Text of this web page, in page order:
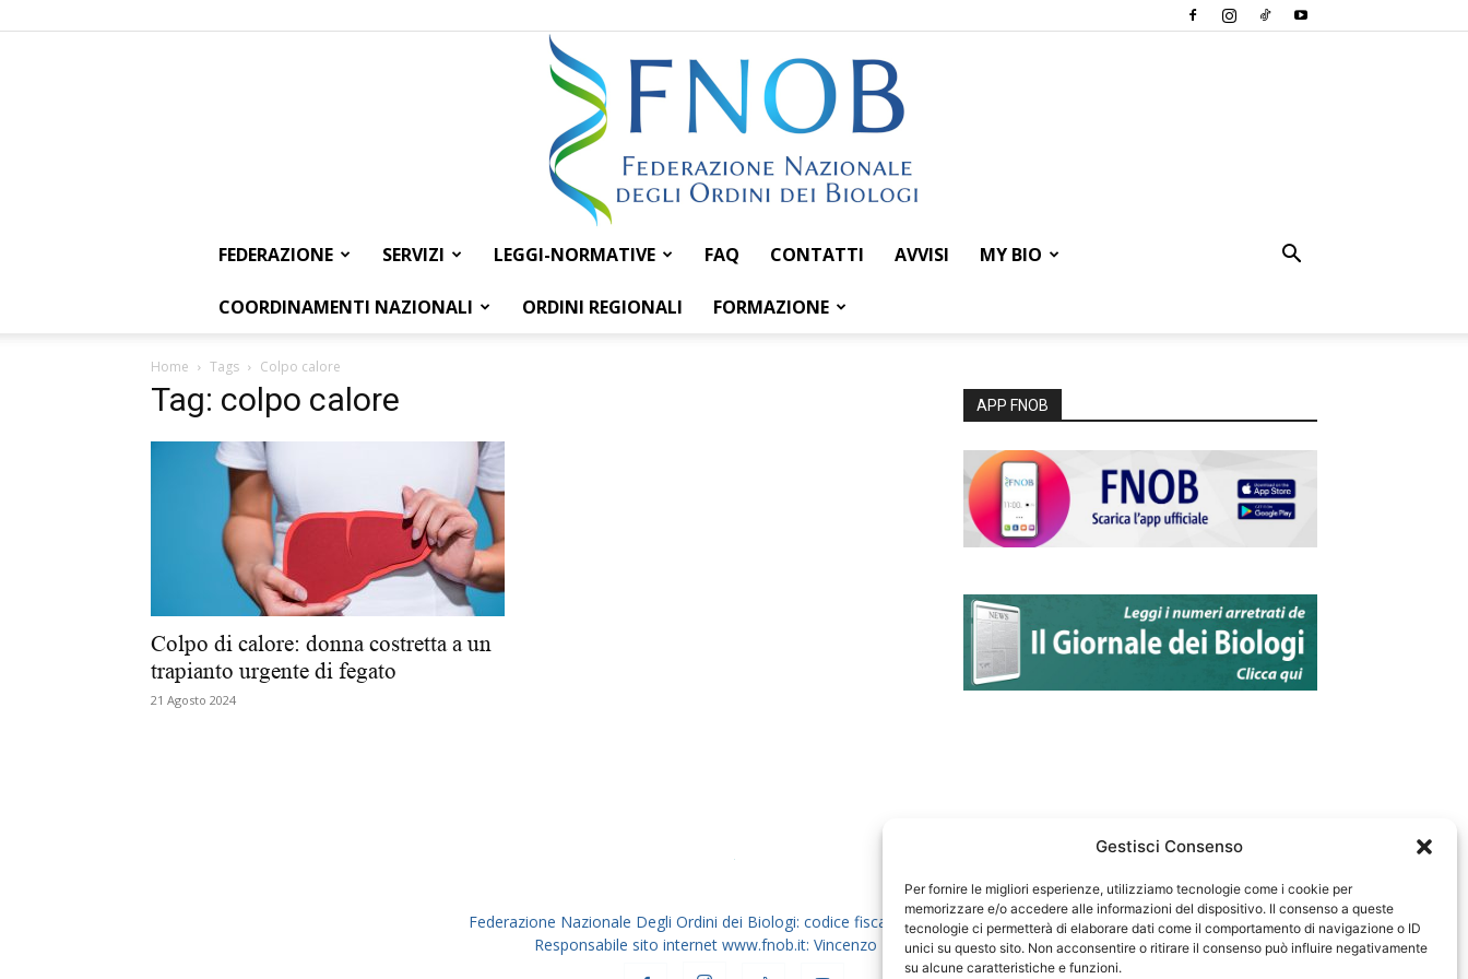
Gestisci Consenso
Per fornire le migliori esperienze, utilizziamo tecnologie come i cookie per
memorizzare e/o accedere alle informazioni del dispositivo. Il consenso a queste
tecnologie ci permetterà di elaborare dati come il comportamento di navigazione o ID
unici su questo sito. Non acconsentire o ritirare il consenso può influire negativamente
su alcune caratteristiche e funzioni.
Federazione
dei
FEDERAZIONE SERVIZI LEGGI-NORMATIVE FAQ CONTATTI AVVISI MY BIO
COORDINAMENTI NAZIONALI ORDINI REGIONALI FORMAZIONE
Home Tags Colpo calore
Tag: colpo calore
Colpo di calore: donna costretta a un
trapianto urgente di fegato
21 Agosto 2024
APP FNOB
Federazione Nazionale Degli Ordini dei Biologi: codice fiscale 80069130583
Responsabile sito internet www.fnob.it: Vincenzo D'Anna